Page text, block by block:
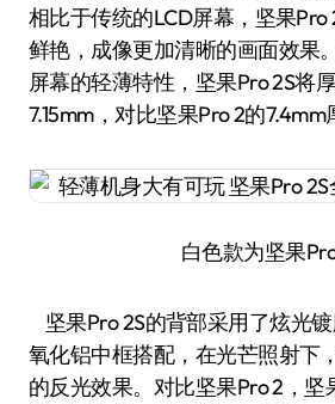
相比于传统的LCD屏幕，坚果Pro
鲜艳，成像更加清晰的画面效果
屏幕的轻薄特性，坚果Pro 2S将
7.15mm，对比坚果Pro 2的7.4mm
白色款为坚果
坚果Pro 2S的背部采用了炫光
氧化铝中框搭配，在光芒照射下
的反光效果。对比坚果Pro 2，坚